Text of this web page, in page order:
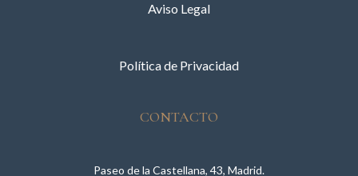
Aviso Legal
Política de Privacidad
CONTACTO
Paseo de la Castellana, 43, Madrid.